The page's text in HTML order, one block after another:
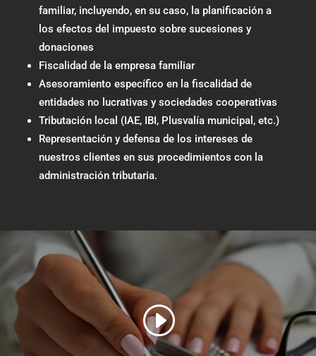
familiar, incluyendo, en su caso, la planificación a
los efectos del impuesto sobre sucesiones y
donaciones
Fiscalidad de la empresa familiar
Asesoramiento específico en la fiscalidad de
entidades no lucrativas y sociedades cooperativas
Tributación local (IAE, IBI, Plusvalía municipal, etc.)
Representación y defensa de los intereses de
nuestros clientes en sus procedimientos con la
administración tributaria.